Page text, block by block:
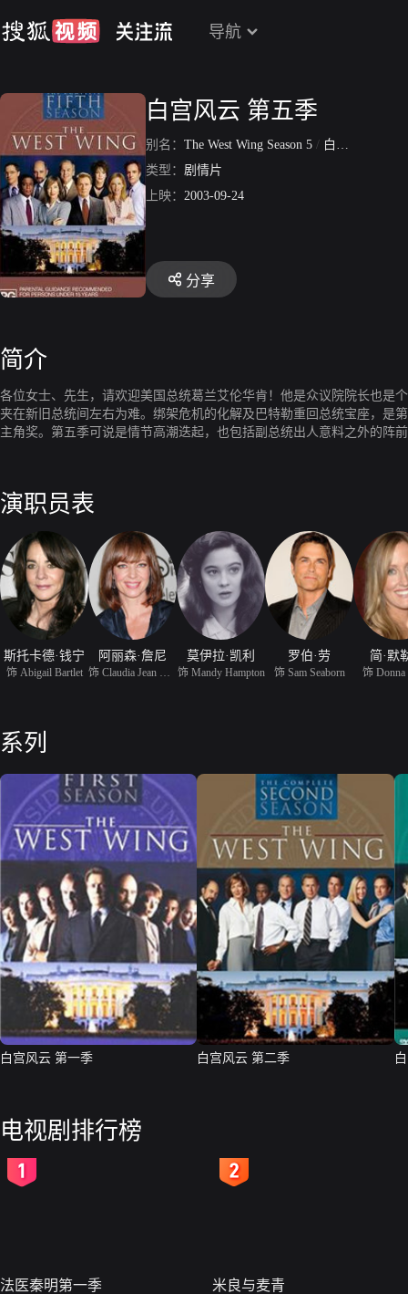
导航
白宫风云 第五季
别名： The West Wing Season 5 / 白宫群英 第五季
类型： 剧情片
上映： 2003-09-24
分享
简介
各位女士、先生，请欢迎美国总统葛兰艾伦华肯！他是众议院院长也是
夹在新旧总统间左右为难。绑架危机的化解及巴特勒重回总统宝座，是
主角奖。第五季可说是情节高潮迭起，也包括副总统出人意料之外的阵
演职员表
斯托卡德·钱宁
饰 Abigail Bartlet
阿丽森·詹尼 莫伊拉·凯利
饰 Mandy Hampton
罗伯·劳
饰 Sam Seaborn
简·默
饰
系列
白宫风云 第一季 白宫风云 第二季
电视剧排行榜
法医秦明第一季 米良与麦青